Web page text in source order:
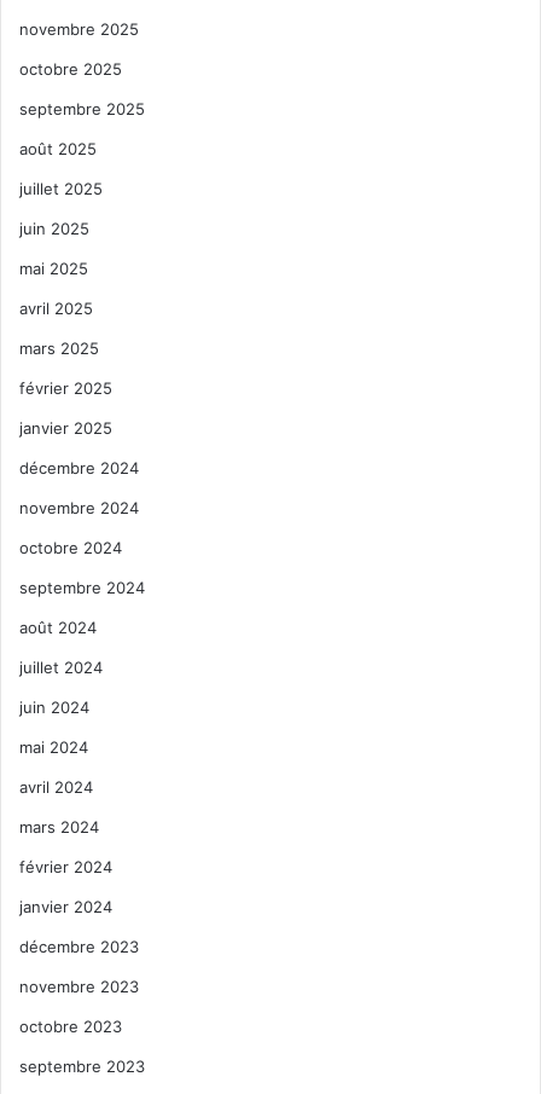
novembre 2025
octobre 2025
septembre 2025
août 2025
juillet 2025
juin 2025
mai 2025
avril 2025
mars 2025
février 2025
janvier 2025
décembre 2024
novembre 2024
octobre 2024
septembre 2024
août 2024
juillet 2024
juin 2024
mai 2024
avril 2024
mars 2024
février 2024
janvier 2024
décembre 2023
novembre 2023
octobre 2023
septembre 2023